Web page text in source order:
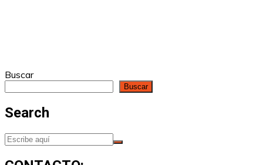
Buscar
Buscar
Search